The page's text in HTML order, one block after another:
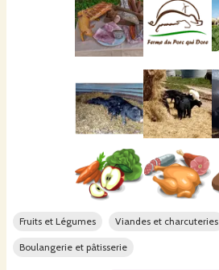
Fruits et Légumes Viandes et charcuteries
Boulangerie et pâtisserie